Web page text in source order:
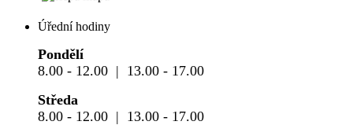
Úřední hodiny
Pondělí
8.00 - 12.00 | 13.00 - 17.00
Středa
8.00 - 12.00 | 13.00 - 17.00